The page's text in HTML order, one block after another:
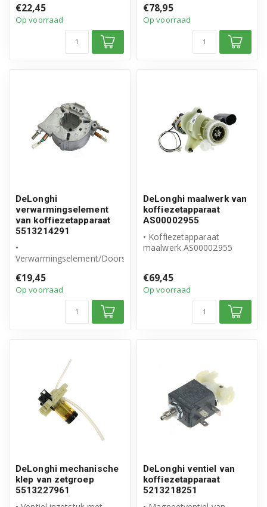
product
• Artik...
€22,45
Op voorraad
product
€78,95
Op voorraad
DeLonghi
verwarmingselement
van koffiezetapparaat
5513214291
•
Verwarmingselement/Doorstroomelement
• Origineel DeLonghi
product
€19,45
Op voorraad
DeLonghi maalwerk van
koffiezetapparaat
AS00002955
• Koffiezetapparaat
maalwerk AS00002955
• Inhoud ...
€69,45
Op voorraad
DeLonghi mechanische
klep van zetgroep
5513227961
DeLonghi ventiel van
koffiezetapparaat
5213218251